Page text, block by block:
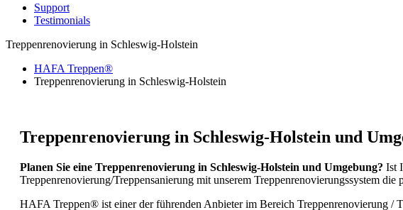
Support
Testimonials
Treppenrenovierung in Schleswig-Holstein
HAFA Treppen®
Treppenrenovierung in Schleswig-Holstein
Treppenrenovierung in Schleswig-Holstein und
Planen Sie eine Treppenrenovierung in Schleswig-Holstein und Umgebung? Ist
Treppenrenovierung/Treppensanierung mit unserem Treppenrenovierungssystem die
HAFA Treppen® ist einer der führenden Anbieter im Bereich Treppenrenovierung /